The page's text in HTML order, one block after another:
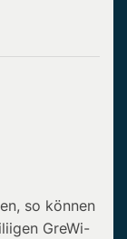
so können
GreWi-